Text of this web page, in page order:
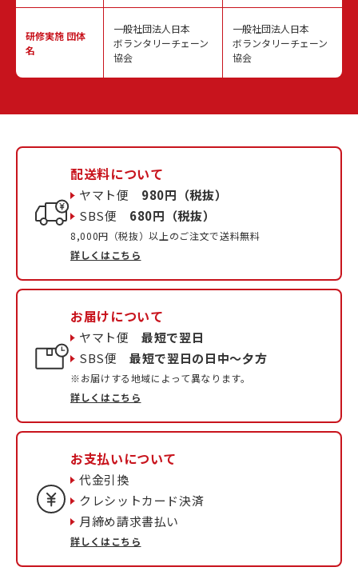
研修実施 団体
名
一般社団法人日本
ボランタリーチェーン
協会
一般社団法人日本
ボランタリーチェーン
協会
配送料について
ヤマト便 980円（税抜）
SBS便 680円（税抜）
8,000円（税抜）以上のご注文で送料無料
詳しくはこちら
お届けについて
ヤマト便最短で翌日
SBS便最短で翌日の日中〜夕方
※お届けする地域によって異なります。
詳しくはこちら
お支払いについて
代金引換
クレシットカード決済
月締め請求書払い
詳しくはこちら